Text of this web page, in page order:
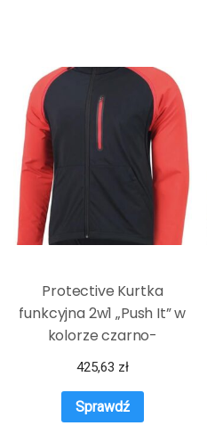
Protective Kurtka
funkcyjna 2w1 „Push It” w
kolorze czarno-
czerwonym
425,63 zł
Sprawdź